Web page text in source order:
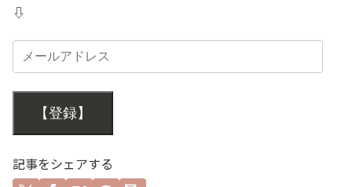
⇩
【登録】
記事をシェアする